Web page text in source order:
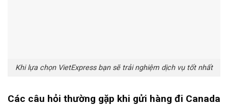
Khi lựa chọn VietExpress bạn sẽ trải nghiệm dịch vụ tốt nhất
Các câu hỏi thường gặp khi gửi hàng đi Canada